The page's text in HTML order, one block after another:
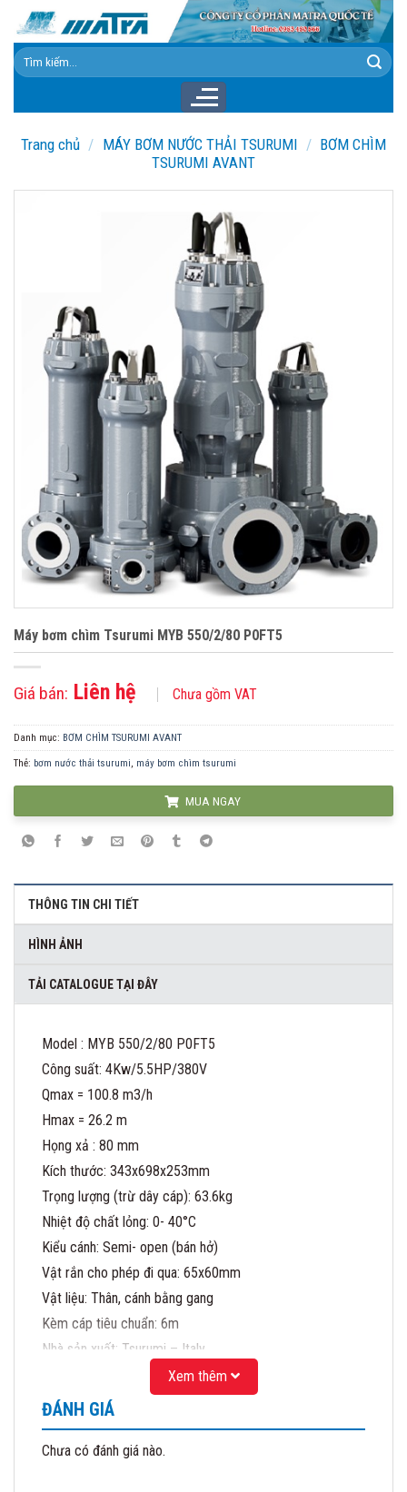
content
Tìm
kiếm:
Trang chủ / MÁY BƠM NƯỚC THẢI TSURUMI / BƠM CHÌM
TSURUMI AVANT
Máy bơm chìm Tsurumi MYB 550/2/80 P0FT5
Giá bán: Liên hệ Chưa gồm VAT
Danh mục: BƠM CHÌM TSURUMI AVANT
Thẻ: bơm nước thải tsurumi, máy bơm chìm tsurumi
MUA NGAY
THÔNG TIN CHI TIẾT
HÌNH ẢNH
TẢI CATALOGUE TẠI ĐÂY
Model : MYB 550/2/80 P0FT5
Công suất: 4Kw/5.5HP/380V
Qmax = 100.8 m3/h
Hmax = 26.2 m
Họng xả : 80 mm
Kích thước: 343x698x253mm
Trọng lượng (trừ dây cáp): 63.6kg
Nhiệt độ chất lỏng: 0- 40°C
Kiểu cánh: Semi- open (bán hở)
Vật rắn cho phép đi qua: 65x60mm
Vật liệu: Thân, cánh bằng gang
Kèm cáp tiêu chuẩn: 6m
Nhà sản xuất: Tsurumi – Italy
(Không bao gồm Bend kết nối DN80 như hình minh họa).
CÔNG TY CỔ PHẦN MATRA QUỐC TẾ
Địa chỉ: 41/1277 Giải Phóng- Hoàng Mai- HN
Đại diện Uỷ quyền của hãng bơm Tsurumi – Nhật
Xem thêm
ĐÁNH GIÁ
Chưa có đánh giá nào.